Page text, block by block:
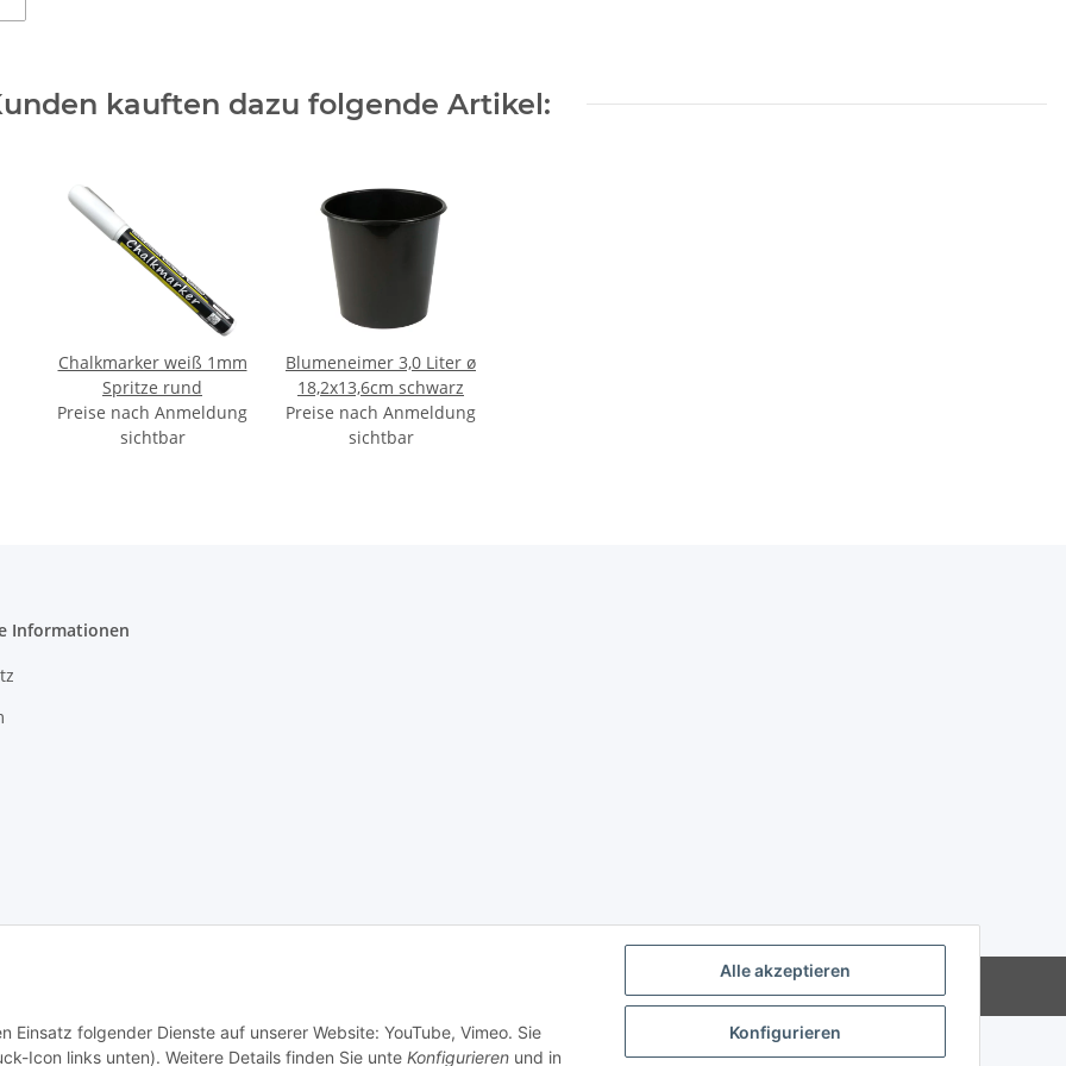
kauften dazu folgende Artikel:
Chalkmarker weiß 1mm
Spritze rund
Preise nach Anmeldung
sichtbar
Blumeneimer 3,0 Liter ø
18,2x13,6cm schwarz
Preise nach Anmeldung
sichtbar
Informationen
Einsatz folgender Dienste auf unserer Website: YouTube, Vimeo. Sie
Icon links unten). Weitere Details finden Sie unte Konfigurieren und in
Alle akzeptieren
Konfigurieren